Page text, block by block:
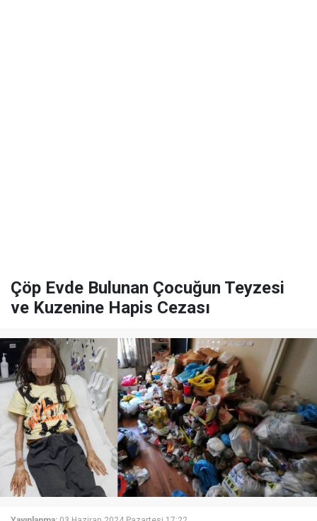
Çöp Evde Bulunan Çocuğun Teyzesi
ve Kuzenine Hapis Cezası